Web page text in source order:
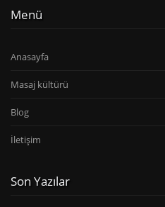
Menü
Anasayfa
Masaj kültürü
Blog
İletişim
Son Yazılar